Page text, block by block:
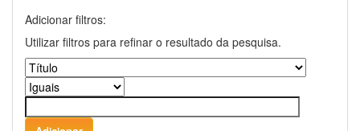
Adicionar filtros:
Utilizar filtros para refinar o resultado da pesquisa.